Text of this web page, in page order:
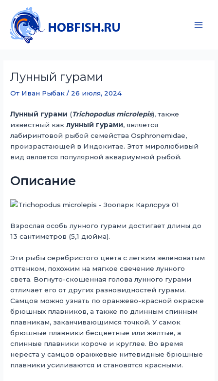
содержимому
Лунный гурами
От Иван Рыбак/ 26 июля, 2024
Лунный гурами (Trichopodus microlepis), также
известный каклунный гурами, является
лабиринтовой рыбой семейства Osphronemidae,
произрастающей в Индокитае. Этот миролюбивый
вид является популярной аквариумной рыбой.
Описание
Взрослая особь лунного гурами достигает длины до
13 сантиметров (5,1 дюйма).
Эти рыбы серебристого цвета с легким зеленоватым
оттенком, похожим на мягкое свечение лунного
света. Вогнуто-скошенная голова лунного гурами
отличает его от других разновидностей гурами.
Самцов можно узнать по оранжево-красной окраске
брюшных плавников, а также по длинным спинным
плавникам, заканчивающимся точкой. У самок
брюшные плавники бесцветные или желтые, а
спинные плавники короче и круглее. Во время
нереста у самцов оранжевые нитевидные брюшные
плавники усиливаются и становятся красными.